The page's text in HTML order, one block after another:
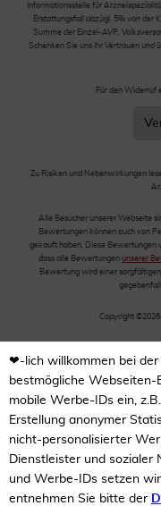
Informationsstelle für
Erstattungsfall abzügl. 5% von der
Summe der Einzel-AVP.
Schenken Sie uns Ihr Vertrauen und
Für den Widerruf
Zu Risiken und Nebenwirkungen
Alle Besucher unserer Webseite
Bewertungen können auch von
gekauft haben. Diese Bewertungen
dass alle Bewertungen unserer
Bewertung wird einer
Copyright ©2026
❤-lich willkommen bei der
bestmögliche
mobile Werbe-IDs ein,
Erstellung anonymer
nicht-personalisierter
Dienstleister und sozialer
und Werbe-IDs setzen
entnehmen Sie bitte der